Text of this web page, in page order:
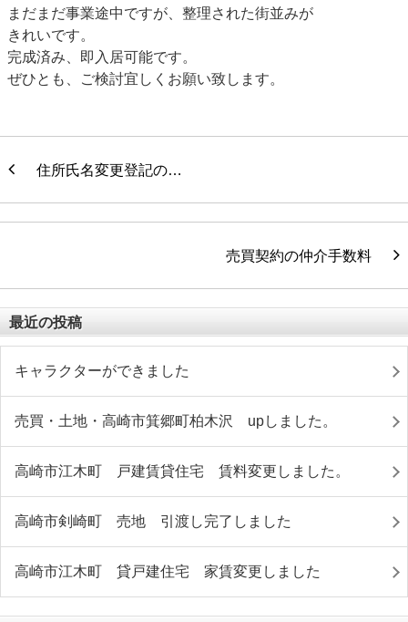
まだまだ事業途中ですが、整理された街並みが
きれいです。
完成済み、即入居可能です。
ぜひとも、ご検討宜しくお願い致します。
住所氏名変更登記の…
売買契約の仲介手数料
最近の投稿
キャラクターができました
売買・土地・高崎市箕郷町柏木沢 upしました。
高崎市江木町 戸建賃貸住宅 賃料変更しました。
高崎市剣崎町 売地 引渡し完了しました
高崎市江木町 貸戸建住宅 家賃変更しました